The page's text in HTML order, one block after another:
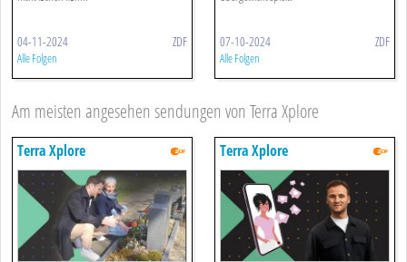
04-11-2024 ZDF
Alle Folgen
07-10-2024 ZDF
Alle Folgen
Am meisten angesehen sendungen von Terra Xplore
Terra Xplore Terra Xplore